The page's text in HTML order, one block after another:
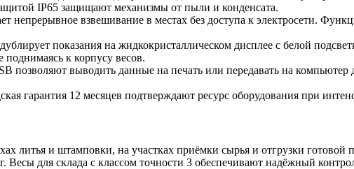
IP65 защищают механизмы от пыли и конденсата.
непрерывное взвешивание в местах без доступа к электросети.
показания на жидкокристаллическом дисплее с белой
к корпусу весов.
позволяют выводить данные на печать или передавать на
гарантия 12 месяцев подтверждают ресурс оборудования при
литья и штамповки, на участках приёмки сырья и отгрузки
Весы для склада с классом точности 3 обеспечивают надёжный